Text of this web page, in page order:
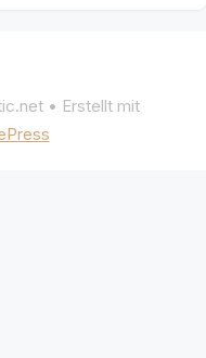
• Erstellt mit